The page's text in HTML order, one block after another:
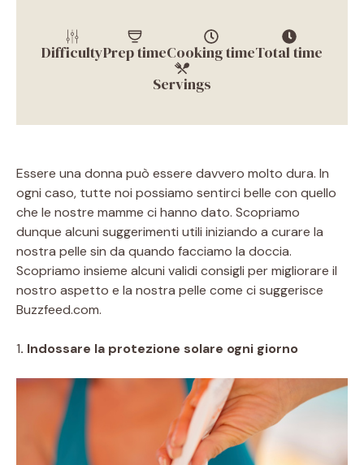
DifficultyPrep timeCooking timeTotal time
Servings
Essere una donna può essere davvero molto dura. In
ogni caso, tutte noi possiamo sentirci belle con quello
che le nostre mamme ci hanno dato. Scopriamo
dunque alcuni suggerimenti utili iniziando a curare la
nostra pelle sin da quando facciamo la doccia.
Scopriamo insieme alcuni validi consigli per migliorare il
nostro aspetto e la nostra pelle come ci suggerisce
Buzzfeed.com.
1. Indossare la protezione solare ogni giorno